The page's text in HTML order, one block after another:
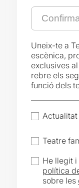
Uneix-te a
escènica,
exclusives
rebre els
funció dels
Actualitat
Teatre
He llegit
política
sobre les